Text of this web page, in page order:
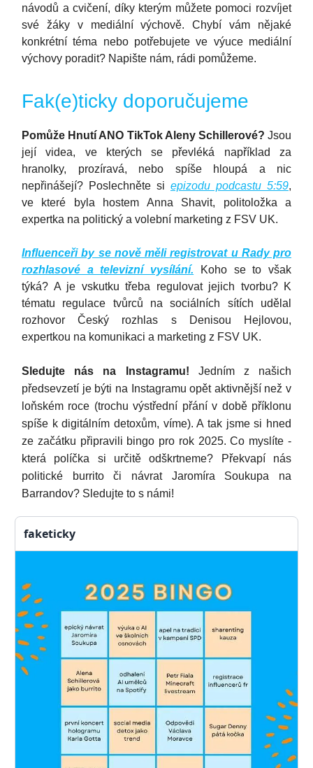
návodů a cvičení, díky kterým můžete pomoci rozvíjet
své žáky v mediální výchově. Chybí vám nějaké
konkrétní téma nebo potřebujete ve výuce mediální
výchovy poradit? Napište nám, rádi pomůžeme.
Fak(e)ticky doporučujeme
Pomůže Hnutí ANO TikTok Aleny Schillerové? Jsou
její videa, ve kterých se převléká například za
hranolky, prozíravá, nebo spíše hloupá a nic
nepřinášejí? Poslechněte si epizodu podcastu 5:59,
ve které byla hostem Anna Shavit, politoložka a
expertka na politický a volební marketing z FSV UK.
Influenceři by se nově měli registrovat u Rady pro
rozhlasové a televizní vysílání. Koho se to však
týká? A je vskutku třeba regulovat jejich tvorbu? K
tématu regulace tvůrců na sociálních sítích udělal
rozhovor Český rozhlas s Denisou Hejlovou,
expertkou na komunikaci a marketing z FSV UK.
Sledujte nás na Instagramu! Jedním z našich
předsevzetí je býti na Instagramu opět aktivnější než v
loňském roce (trochu výstřední přání v době příklonu
spíše k digitálním detoxům, víme). A tak jsme si hned
ze začátku připravili bingo pro rok 2025. Co myslíte -
která políčka si určitě odškrtneme? Překvapí nás
politické burrito či návrat Jaromíra Soukupa na
Barrandov? Sledujte to s námi!
faketicky